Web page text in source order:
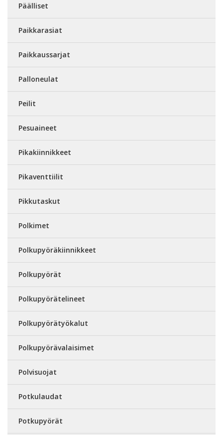
Päälliset
Paikkarasiat
Paikkaussarjat
Palloneulat
Peilit
Pesuaineet
Pikakiinnikkeet
Pikaventtiilit
Pikkutaskut
Polkimet
Polkupyöräkiinnikkeet
Polkupyörät
Polkupyörätelineet
Polkupyörätyökalut
Polkupyörävalaisimet
Polvisuojat
Potkulaudat
Potkupyörät